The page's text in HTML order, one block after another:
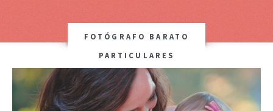
FOTÓGRAFO BARATO
PARTICULARES